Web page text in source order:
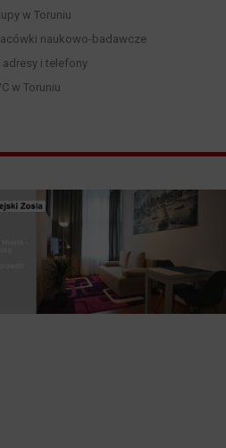
w Toruniu
naukowo-badawcze
adresy i telefony
w Toruniu